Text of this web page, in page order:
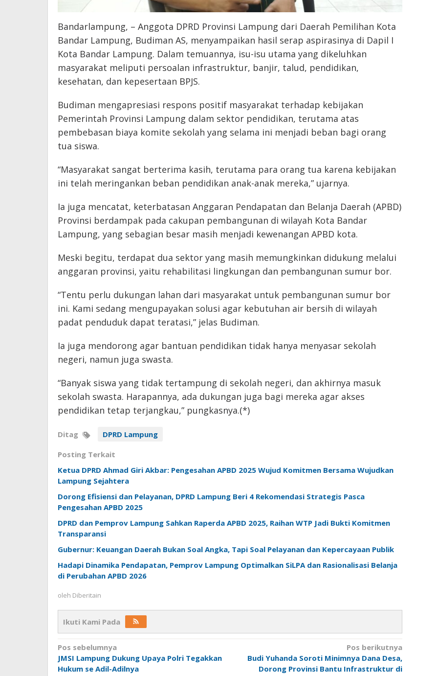
Bandarlampung, – Anggota DPRD Provinsi Lampung dari Daerah Pemilihan Kota
Bandar Lampung, Budiman AS, menyampaikan hasil serap aspirasinya di Dapil I
Kota Bandar Lampung. Dalam temuannya, isu-isu utama yang dikeluhkan
masyarakat meliputi persoalan infrastruktur, banjir, talud, pendidikan,
kesehatan, dan kepesertaan BPJS.
Budiman mengapresiasi respons positif masyarakat terhadap kebijakan
Pemerintah Provinsi Lampung dalam sektor pendidikan, terutama atas
pembebasan biaya komite sekolah yang selama ini menjadi beban bagi orang
tua siswa.
“Masyarakat sangat berterima kasih, terutama para orang tua karena kebijakan
ini telah meringankan beban pendidikan anak-anak mereka,” ujarnya.
Ia juga mencatat, keterbatasan Anggaran Pendapatan dan Belanja Daerah (APBD)
Provinsi berdampak pada cakupan pembangunan di wilayah Kota Bandar
Lampung, yang sebagian besar masih menjadi kewenangan APBD kota.
Meski begitu, terdapat dua sektor yang masih memungkinkan didukung melalui
anggaran provinsi, yaitu rehabilitasi lingkungan dan pembangunan sumur bor.
“Tentu perlu dukungan lahan dari masyarakat untuk pembangunan sumur bor
ini. Kami sedang mengupayakan solusi agar kebutuhan air bersih di wilayah
padat penduduk dapat teratasi,” jelas Budiman.
Ia juga mendorong agar bantuan pendidikan tidak hanya menyasar sekolah
negeri, namun juga swasta.
“Banyak siswa yang tidak tertampung di sekolah negeri, dan akhirnya masuk
sekolah swasta. Harapannya, ada dukungan juga bagi mereka agar akses
pendidikan tetap terjangkau,” pungkasnya.(*)
Ditag DPRD Lampung
Posting Terkait
Ketua DPRD Ahmad Giri Akbar: Pengesahan APBD 2025 Wujud Komitmen Bersama Wujudkan
Lampung Sejahtera
Dorong Efisiensi dan Pelayanan, DPRD Lampung Beri 4 Rekomendasi Strategis Pasca
Pengesahan APBD 2025
DPRD dan Pemprov Lampung Sahkan Raperda APBD 2025, Raihan WTP Jadi Bukti Komitmen
Transparansi
Gubernur: Keuangan Daerah Bukan Soal Angka, Tapi Soal Pelayanan dan Kepercayaan Publik
Hadapi Dinamika Pendapatan, Pemprov Lampung Optimalkan SiLPA dan Rasionalisasi Belanja
di Perubahan APBD 2026
oleh Diberitain
Ikuti Kami Pada
Navigasi
pos
Pos sebelumnya
JMSI Lampung Dukung Upaya Polri Tegakkan
Hukum se Adil-Adilnya
Pos berikutnya
Budi Yuhanda Soroti Minimnya Dana Desa,
Dorong Provinsi Bantu Infrastruktur di